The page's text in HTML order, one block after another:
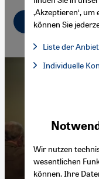
Deutsch
Wir nutzen
wesentlichen
können. Ihre
‚Akzeptieren‘,
können Sie
Liste der
Facebook Embed
Facebook
Google Maps
Individuelle